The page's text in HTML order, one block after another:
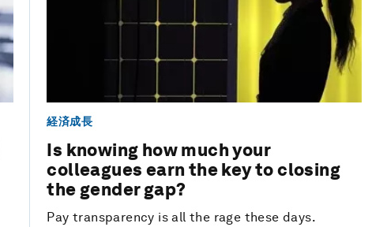
経済成長
Is knowing how much your
colleagues earn the key to closing
the gender gap?
Pay transparency is all the rage these days.